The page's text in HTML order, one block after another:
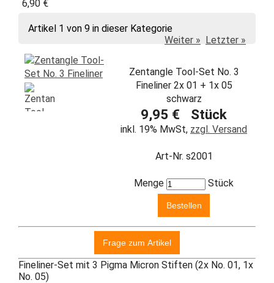
6,90 €
Artikel 1 von 9 in dieser Kategorie
Weiter »
Letzter »
Zentangle Tool-Set No. 3
Fineliner 2x 01 + 1x 05
schwarz
9,95 € Stück
inkl. 19% MwSt, zzgl. Versand
Art-Nr. s2001
Menge Stück
Fineliner-Set mit 3 Pigma Micron Stiften (2x No. 01, 1x
No. 05)